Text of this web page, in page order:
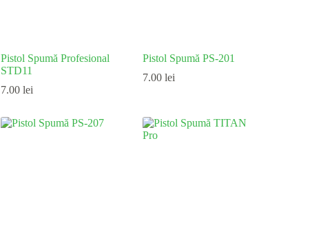
Pistol Spumă Profesional
STD11
7.00lei
Pistol Spumă PS-201
7.00lei